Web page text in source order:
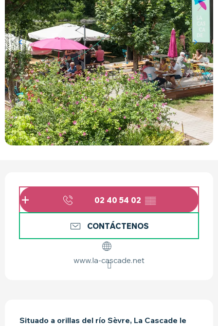
02 40 54 02 ▒▒
CONTÁCTENOS
www.la-cascade.net
Situado a orillas del río Sèvre, La Cascade le